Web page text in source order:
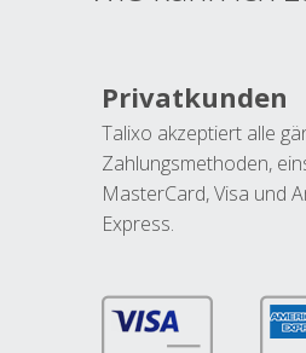
Privatkunden
Talixo akzeptiert alle
Zahlungsmethoden,
MasterCard, Visa und
Express.